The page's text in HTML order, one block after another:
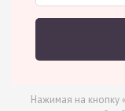
Нажимая на кнопку